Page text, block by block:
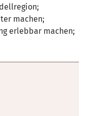
machen;
erlebbar machen;